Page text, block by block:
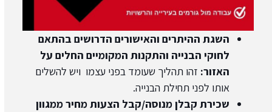
השגת ההיתרים והאישורים הדרושים בהתאם
לחוקי הבנייה והתקנות המקומיים החלים על
האזור: זהו תהליך שעומד בפני עצמו ויש להשלים
אותו לפני תחילת הבנייה.
שכירת קבלן מנוסה/קבל הצעות מחיר ממגוון